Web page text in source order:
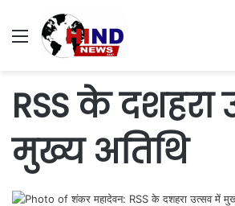
Menu
RSS के दशहरा
मुख्य अतिथि